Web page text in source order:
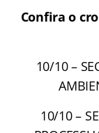
Confira o
10/10 –
10/10 –